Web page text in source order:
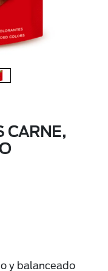
CARNE,
y balanceado